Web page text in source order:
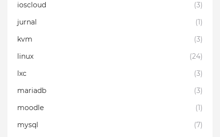
ioscloud
(3)
jurnal
(1)
kvm
(3)
linux
(24)
lxc
(3)
mariadb
(3)
moodle
(1)
mysql
(7)